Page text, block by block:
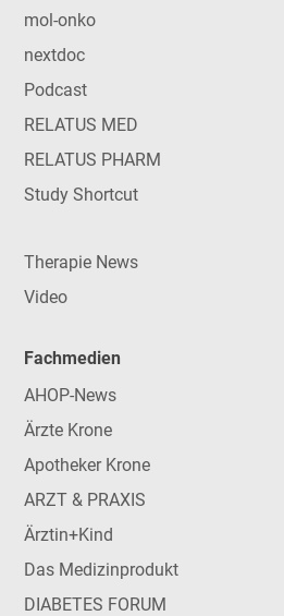
mol-onko
nextdoc
Podcast
RELATUS MED
RELATUS PHARM
Study Shortcut
Therapie News
Video
Fachmedien
AHOP-News
Ärzte Krone
Apotheker Krone
ARZT & PRAXIS
Ärztin+Kind
Das Medizinprodukt
DIABETES FORUM